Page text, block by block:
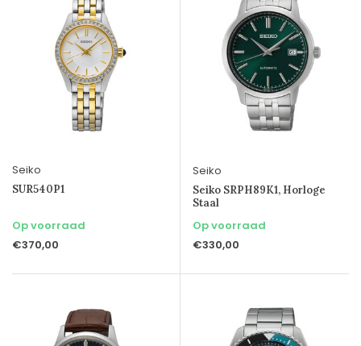
Seiko
SUR540P1
Op voorraad
€370,00
Seiko
Seiko SRPH89K1, Horloge
Staal
Op voorraad
€330,00